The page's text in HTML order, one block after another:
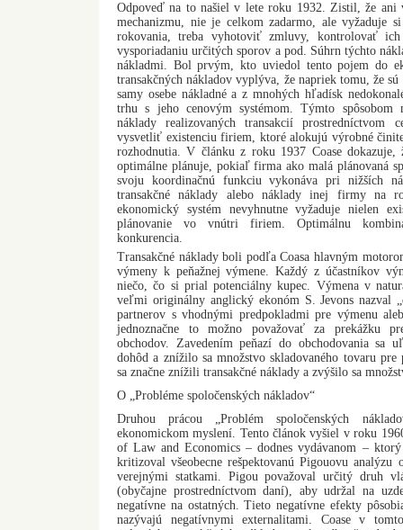
Odpoveď na to našiel v lete roku 1932. Zistil, že ani
mechanizmu, nie je celkom zadarmo, ale vyžaduje
rokovania, treba vyhotoviť zmluvy, kontrolovať
vysporiadaniu určitých sporov a pod. Súhrn týchto
nákladmi. Bol prvým, kto uviedol tento pojem do
transakčných nákladov vyplýva, že napriek tomu, že
samy osebe nákladné a z mnohých hľadísk
trhu s jeho cenovým systémom. Týmto
náklady realizovaných transakcií prostredníctvom
vysvetliť existenciu firiem, ktoré alokujú výrobné
rozhodnutia. V článku z roku 1937 Coase dokazuje,
optimálne plánuje, pokiaľ firma ako malá plánovaná
svoju koordinačnú funkciu vykonáva pri nižších
transakčné náklady alebo náklady inej firmy na
ekonomický systém nevyhnutne vyžaduje nielen
plánovanie vo vnútri firiem. Optimálnu
konkurencia.
Transakčné náklady boli podľa Coasa hlavným
výmeny k peňažnej výmene. Každý z účastníkov
niečo, čo si prial potenciálny kupec. Výmena v
veľmi originálny anglický ekonóm S. Jevons nazval
partnerov s vhodnými predpokladmi pre výmenu
jednoznačne to možno považovať za prekážku
obchodov. Zavedením peňazí do obchodovania sa
dohôd a znížilo sa množstvo skladovaného tovaru
sa značne znížili transakčné náklady a zvýšilo sa
O „Probléme spoločenských nákladov“
Druhou prácou „Problém spoločenských
ekonomickom myslení. Tento článok vyšiel v roku
of Law and Economics – dodnes vydávanom –
kritizoval všeobecne rešpektovanú Pigouovu
verejnými statkami. Pigou považoval určitý druh
(obyčajne prostredníctvom daní), aby udržal na
negatívne na ostatných. Tieto negatívne efekty
nazývajú negatívnymi externalitami. Coase v